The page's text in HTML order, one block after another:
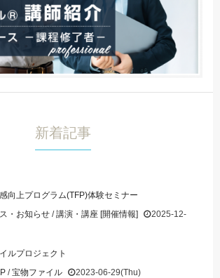
新着記事
向上プログラム(TFP)体験セミナー
・お知らせ /講演・講座 [開催情報]
2025-12-
ルプロジェクト
/宝物ファイル 2023-06-29(Thu)